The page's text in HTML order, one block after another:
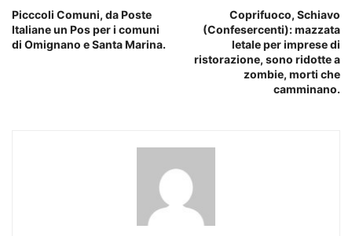
Picccoli Comuni, da Poste
Italiane un Pos per i comuni
di Omignano e Santa Marina.
Coprifuoco, Schiavo
(Confesercenti): mazzata
letale per imprese di
ristorazione, sono ridotte a
zombie, morti che
camminano.